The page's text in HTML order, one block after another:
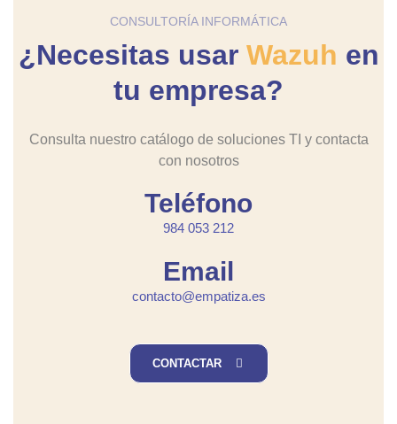
CONSULTORÍA INFORMÁTICA
¿Necesitas usar Wazuh en
tu empresa?
Consulta nuestro catálogo de soluciones TI y contacta
con nosotros
Teléfono
984 053 212
Email
contacto@empatiza.es
CONTACTAR